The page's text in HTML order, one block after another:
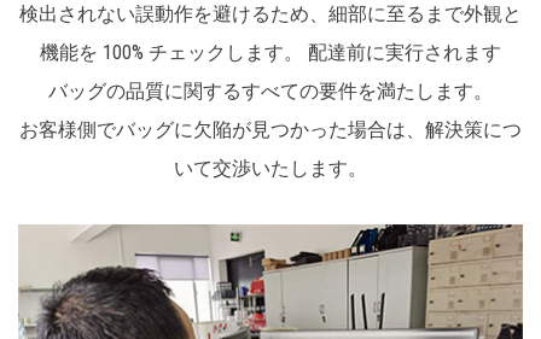
者、修理エンジニア、DIYツールのニーズを満たす
ソフト収納バッグなど、1,000を超える製品範囲を取
り揃えています。 ストレージ。
検出されない誤動作を避けるため、細部に至るまで外観と
機能を 100% チェックします。 配達前に実行されます
バッグの品質に関するすべての要件を満たします。
お客様側でバッグに欠陥が見つかった場合は、解決策につ
いて交渉いたします。